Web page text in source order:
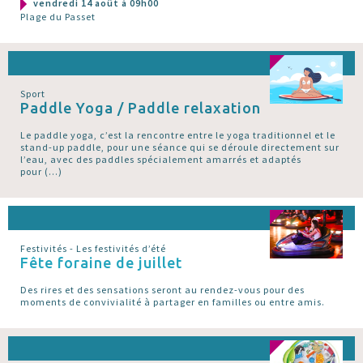
vendredi 14 août à 09h00
Plage du Passet
Sport
Paddle Yoga / Paddle relaxation
Le paddle yoga, c’est la rencontre entre le yoga traditionnel et le
stand-up paddle, pour une séance qui se déroule directement sur
l’eau, avec des paddles spécialement amarrés et adaptés
pour (…)
Festivités - Les festivités d’été
Fête foraine de juillet
Des rires et des sensations seront au rendez-vous pour des
moments de convivialité à partager en familles ou entre amis.